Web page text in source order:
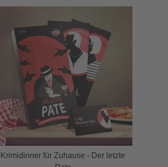
Krimidinner für Zuhause - Der letzte